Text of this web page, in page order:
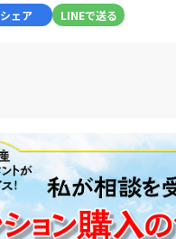
シェア LINEで送る